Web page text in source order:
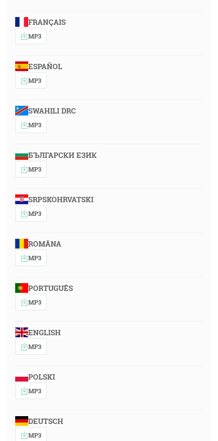
FRANÇAIS
MP3
ESPAÑOL
MP3
SWAHILI DRC
MP3
БЪЛГАРСКИ ЕЗИК
MP3
SRPSKOHRVATSKI
MP3
ROMÂNA
MP3
PORTUGUÊS
MP3
ENGLISH
MP3
POLSKI
MP3
DEUTSCH
MP3